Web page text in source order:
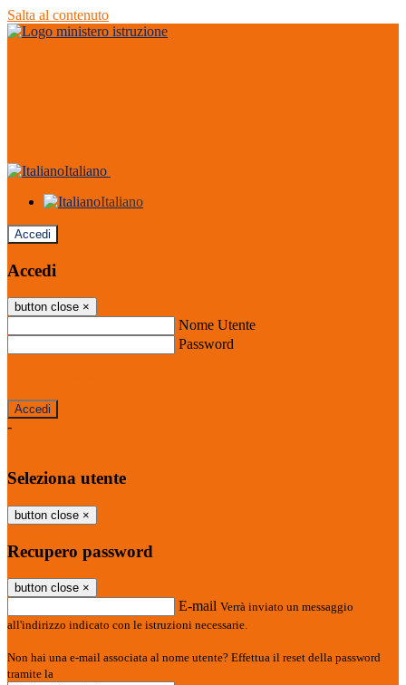
Salta al contenuto
Italiano
Italiano
Accedi
Accedi
button close ×
Nome Utente
Password
-
Seleziona utente
button close ×
Recupero password
button close ×
E-mail Verrà inviato un messaggio
all'indirizzo indicato con le istruzioni necessarie.
Non hai una e-mail associata al nome utente? Effettua il reset della password
tramite la